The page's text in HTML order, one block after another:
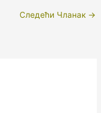
Следећи Чланак →